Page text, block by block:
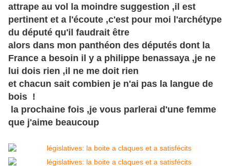
attrape au vol la moindre suggestion ,il est
pertinent et a l'écoute ,c'est pour moi l'archétype
du député qu'il faudrait être
alors dans mon panthéon des députés dont la
France a besoin il y a philippe benassaya ,je ne
lui dois rien ,il ne me doit rien
et chacun sait combien je n'ai pas la langue de
bois !
la prochaine fois ,je vous parlerai d'une femme
que j'aime beaucoup